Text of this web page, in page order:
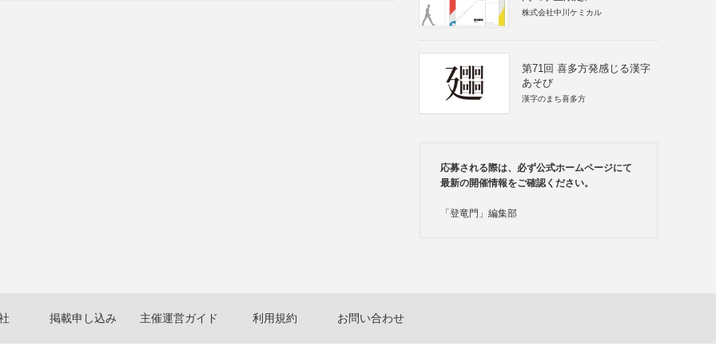
株式会社中川ケミカル
第71回 喜多方発感じる漢字
あそび
漢字のまち喜多方
応募される際は、必ず公式ホームページにて
最新の開催情報をご確認ください。
「登竜門」編集部
掲載申し込み 主催運営ガイド 利用規約 お問い合わせ